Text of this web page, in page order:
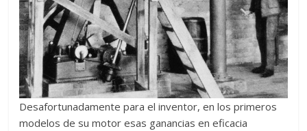
Desafortunadamente para el inventor, en los primeros
modelos de su motor esas ganancias en eficacia